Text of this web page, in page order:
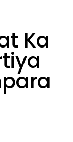
Ka